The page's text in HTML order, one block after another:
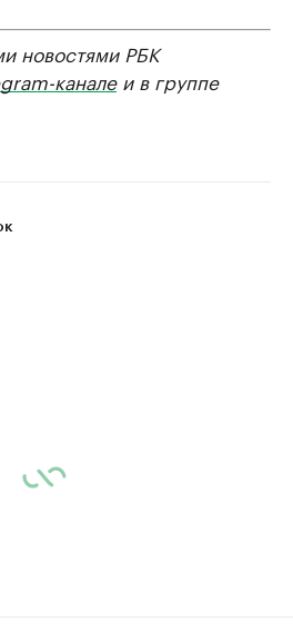
новостями РБК
каналеи в группе